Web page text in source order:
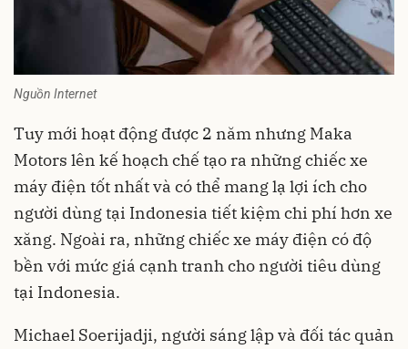
Nguồn Internet
Tuy mới hoạt động được 2 năm nhưng Maka
Motors lên kế hoạch chế tạo ra những chiếc xe
máy điện tốt nhất và có thể mang lạ lợi ích cho
người dùng tại Indonesia tiết kiệm chi phí hơn xe
xăng. Ngoài ra, những chiếc xe máy điện có độ
bền với mức giá cạnh tranh cho người tiêu dùng
tại Indonesia.
Michael Soerijadji, người sáng lập và đối tác quản